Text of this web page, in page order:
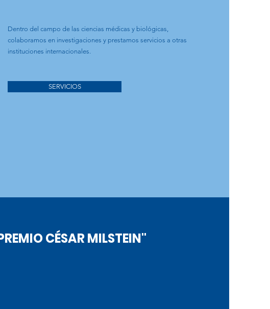
Dentro del campo de las ciencias médicas y biológicas,
colaboramos en investigaciones y prestamos servicios a otras
instituciones internacionales.
SERVICIOS
CÉSAR MILSTEIN"